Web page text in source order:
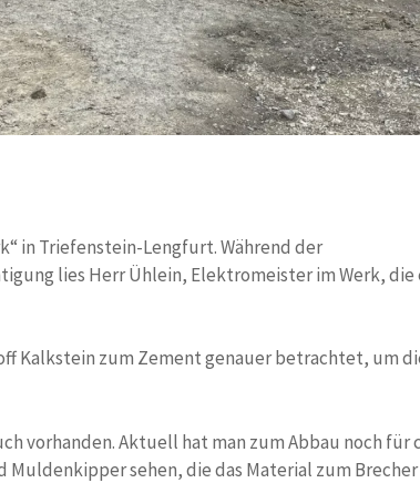
in Triefenstein-Lengfurt. Während der
lies Herr Ühlein, Elektromeister im Werk, die
Kalkstein zum Zement genauer betrachtet, um
vorhanden. Aktuell hat man zum Abbau noch für
sehen, die das Material zum Brecher